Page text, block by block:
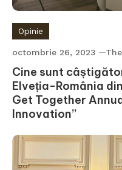
Opinie
octombrie 26, 2023
Cine sunt
Elveția-România
Get Together
Innovation”